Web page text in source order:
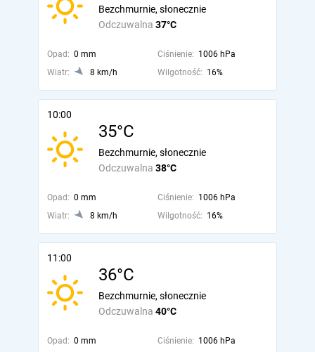
Odczuwalna 37°C
Bezchmurnie, słonecznie
Opad: 0 mm Ciśnienie: 1006 hPa
Wiatr:
8 km/h Wilgotność: 16%
10:00
35°C
Odczuwalna 38°C
Bezchmurnie, słonecznie
Opad: 0 mm Ciśnienie: 1006 hPa
Wiatr:
8 km/h Wilgotność: 16%
11:00
36°C
Odczuwalna 40°C
Bezchmurnie, słonecznie
Opad: 0 mm Ciśnienie: 1006 hPa